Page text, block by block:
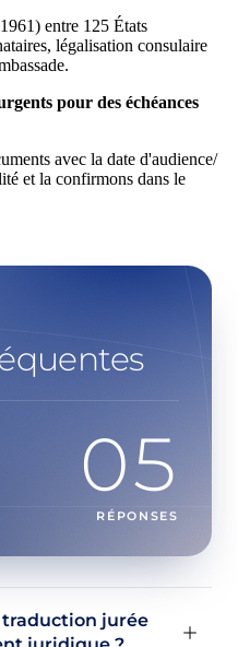
entre 125 États
légalisation consulaire
pour des échéances
avec la date d'audience/
et la confirmons dans le
05
RÉPONSES
jurée